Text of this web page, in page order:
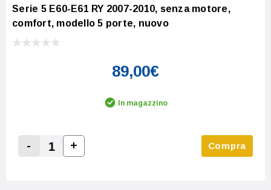
Serie 5 E60-E61 RY 2007-2010, senza motore,
comfort, modello 5 porte, nuovo
89,00€
In magazzino
Decrease Quantity:
-
Increase Quantity:
+ Compra